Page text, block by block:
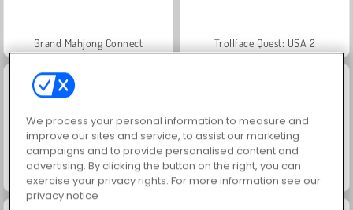
Grand Mahjong Connect Trollface Quest: USA 2
Masha and the Bear: Meadows Scala 40
We process your personal information to measure and
improve our sites and service, to assist our marketing
campaigns and to provide personalised content and
advertising. By clicking the button on the right, you can
exercise your privacy rights. For more information see our
privacy notice